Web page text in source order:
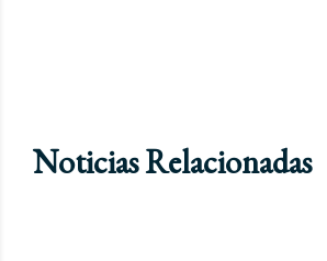
Noticias Relacionadas